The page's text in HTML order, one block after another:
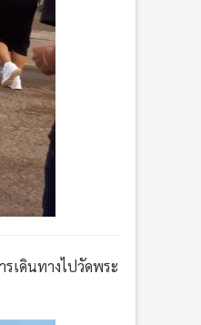
เดินทางไปวัดพระ